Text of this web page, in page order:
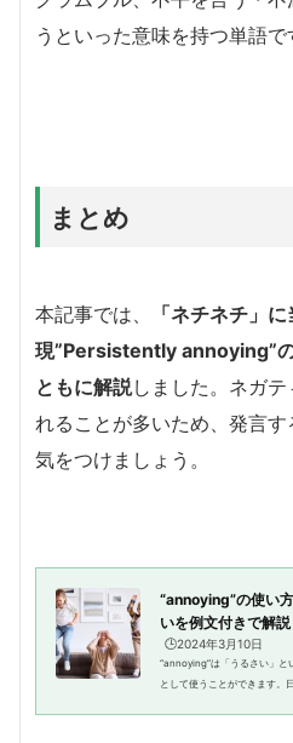
うといった意味を持つ単語で
まとめ
本記事では、
「ネチネチ」
現”Persistently annoying”
ともに解説しました。ネガ
れることが多いため、発言
気をつけましょう。
“annoying”の使い
いを例文付きで解
🕒️2024年3月10日
“annoying”は「うるさい」と
として使うことができます。